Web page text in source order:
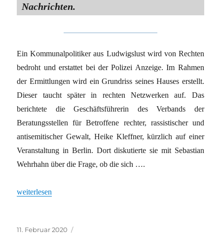
Nachrichten.
Ein Kommunalpolitiker aus Ludwigslust wird von Rechten
bedroht und erstattet bei der Polizei Anzeige. Im Rahmen
der Ermittlungen wird ein Grundriss seines Hauses erstellt.
Dieser taucht später in rechten Netzwerken auf. Das
berichtete die Geschäftsführerin des Verbands der
Beratungsstellen für Betroffene rechter, rassistischer und
antisemitischer Gewalt, Heike Kleffner, kürzlich auf einer
Veranstaltung in Berlin. Dort diskutierte sie mit Sebastian
Wehrhahn über die Frage, ob die sich ….
„Macht des Zolls wächst“
weiterlesen
Veröffentlicht
11. Februar 2020